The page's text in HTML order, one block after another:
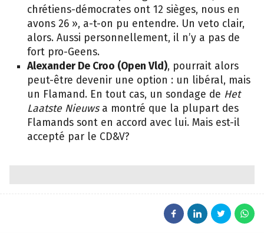
chrétiens-démocrates ont 12 sièges, nous en
avons 26 », a-t-on pu entendre. Un veto clair,
alors. Aussi personnellement, il n’y a pas de
fort pro-Geens.
Alexander De Croo (Open Vld) , pourrait alors
peut-être devenir une option : un libéral, mais
un Flamand. En tout cas, un sondage de Het
Laatste Nieuwsa montré que la plupart des
Flamands sont en accord avec lui. Mais est-il
accepté par le CD&V?